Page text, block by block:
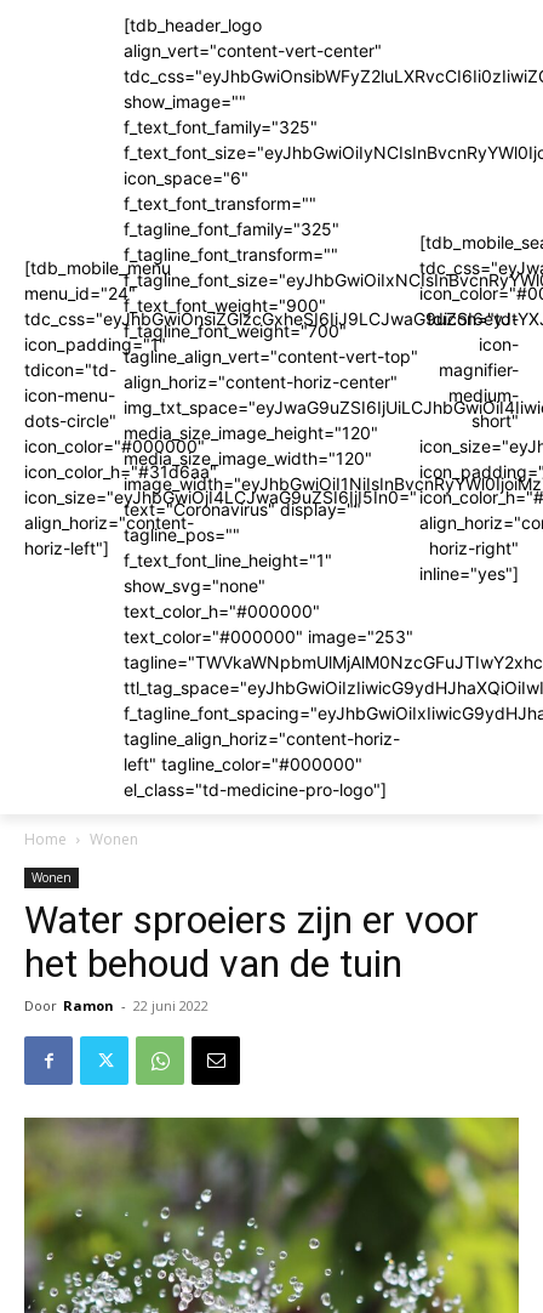
[tdb_mobile_menu
menu_id="24"
icon_padding="1"
tdicon="td-
icon-menu-
dots-circle"
icon_color="#000000"
icon_color_h="#31d6aa"
icon_size="eyJhbGwiOjI4LCJwaG9uZSI6IjI5In0="
align_horiz="content-
horiz-left"]
[tdb_header_logo
align_vert="content-vert-center"
show_image=""
f_text_font_family="325"
icon_space="6"
f_text_font_transform=""
f_tagline_font_family="325"
f_tagline_font_transform=""
f_text_font_weight="900"
f_tagline_font_weight="700"
tagline_align_vert="content-vert-top"
align_horiz="content-horiz-center"
media_size_image_height="120"
media_size_image_width="120"
text="Coronavirus" display=""
tagline_pos=""
f_text_font_line_height="1"
show_svg="none"
text_color_h="#000000"
text_color="#000000" image="253"
tagline_align_horiz="content-horiz-
left" tagline_color="#000000"
el_class="td-medicine-pro-logo"]
tdicon="td-
icon-
magnifier-
medium-
short"
horiz-right"
inline="yes"]
Home Wonen
Wonen
Water sproeiers zijn er voor
het behoud van de tuin
Door Ramon - 22 juni 2022